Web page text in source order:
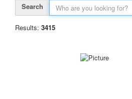
Search
Results: 3415